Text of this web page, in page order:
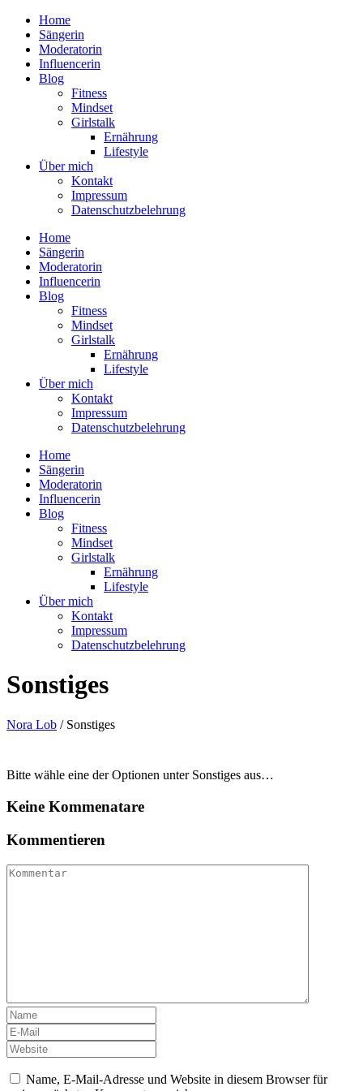
Home
Sängerin
Moderatorin
Influencerin
Blog
Fitness
Mindset
Girlstalk
Ernährung
Lifestyle
Über mich
Kontakt
Impressum
Datenschutzbelehrung
Home
Sängerin
Moderatorin
Influencerin
Blog
Fitness
Mindset
Girlstalk
Ernährung
Lifestyle
Über mich
Kontakt
Impressum
Datenschutzbelehrung
Home
Sängerin
Moderatorin
Influencerin
Blog
Fitness
Mindset
Girlstalk
Ernährung
Lifestyle
Über mich
Kontakt
Impressum
Datenschutzbelehrung
Sonstiges
Nora Lob / Sonstiges
Bitte wähle eine der Optionen unter Sonstiges aus…
Keine Kommenatare
Kommentieren
Name, E-Mail-Adresse und Website in diesem Browser für